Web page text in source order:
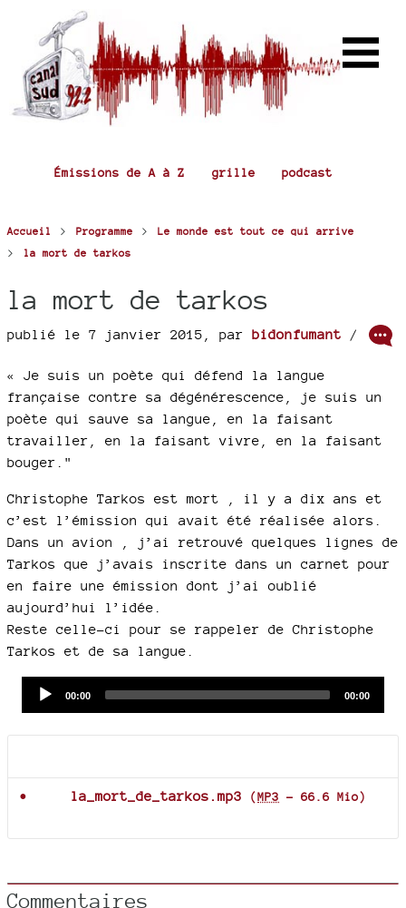
Émissions de A à Z grille podcast
Accueil > Programme > Le monde est tout ce qui arrive
> la mort de tarkos
la mort de tarkos
publié le 7 janvier 2015 par bidonfumant /
« Je suis un poète qui défend la langue
française contre sa dégénérescence, je suis un
poète qui sauve sa langue, en la faisant
travailler, en la faisant vivre, en la faisant
bouger."
Christophe Tarkos est mort , il y a dix ans et
c’est l’émission qui avait été réalisée alors.
Dans un avion , j’ai retrouvé quelques lignes de
Tarkos que j’avais inscrite dans un carnet pour
en faire une émission dont j’ai oublié
aujourd’hui l’idée.
Reste celle-ci pour se rappeler de Christophe
Tarkos et de sa langue.
Current
00:00
Total
00:00
la_mort_de_tarkos.mp3 (MP3 - 66.6 Mio)
Commentaires